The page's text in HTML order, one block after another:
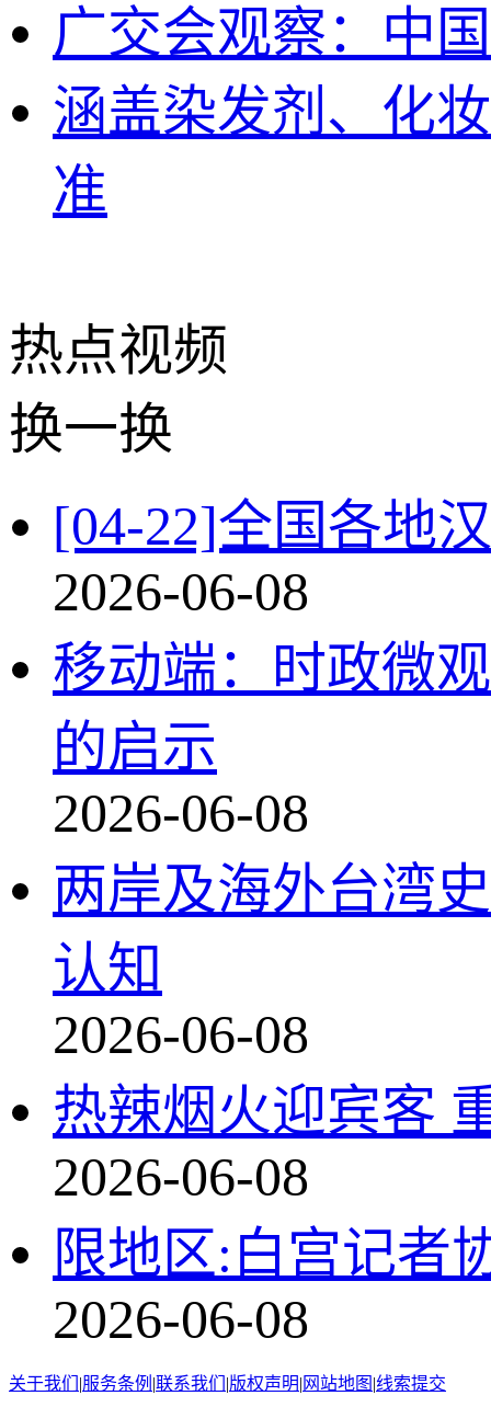
广交会观察：中
涵盖染发剂、化
准
热点视频
换一换
[04-22]全国各地
2026-06-08
移动端：时政微
的启示
2026-06-08
两岸及海外台湾
认知
2026-06-08
热辣烟火迎宾客
2026-06-08
限地区:白宫记者
2026-06-08
关于我们 |服务条例 |联系我们 |版权声明| 网站地图 |线索提交